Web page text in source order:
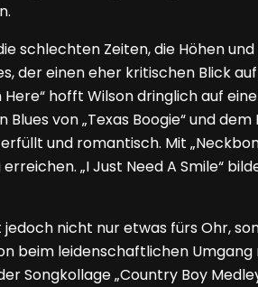
schlechten Zeiten, die Höhen
der einen eher kritischen Blick
hofft Wilson dringlich auf
von „Texas Boogie“ und
und romantisch. Mit
„I Just Need A Smile“
nicht nur etwas fürs Ohr,
beim leidenschaftlichen
„Country Boy